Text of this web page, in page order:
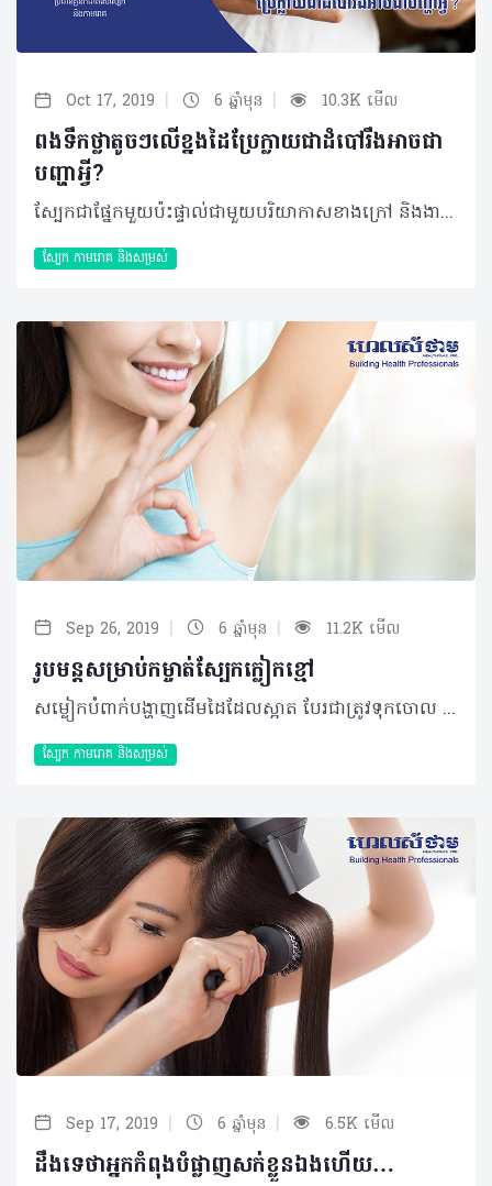
Oct 17, 2019 | 6 ឆ្នាំមុន | 10.3K មើល
ពងទឹកថ្លាតូចៗលើខ្នងដៃប្រែក្លាយជាដំបៅរឹងអាចជា
បញ្ហាអ្វី?
ស្បែកជាផ្នែកមួយប៉ះផ្ទាល់ជាមួយបរិយាកាសខាងក្រៅ និងងាយទទួលរងប្រតិកម្មជាងផ្នែកផ្សេងទៀតនៃរាងកាយ។ អាការៈមួយចំនួនអាចមានភាពសាមញ្ញនិងអាចបាត់ទៅវិញដោយឯកឯង ប៉ុន្តែនៅពេលរោគសញ្ញាកាន់តែមានភាពប្រែប្រួល នោះដល់ពេលដែលអ្នកត្រូវស្វែងរកការប្រឹក្សាដើម្បីប្រាកដថាវាបណ្ដាលមកពីមូលហេតុជាក់លាក់ណាមួយ។ សំណួរ៖ នាងខ្ញុំ អាយុ ២៣ឆ្នាំ កម្ពស់ ១ម៉ែត្រ៥៥ មុខរបរជានិស្សិត។ ខ្ញុំមានបញ្ហារោគសើស្បែកនៅលើខ្នងដៃ ដោយដំបូងមានរោគសញ្ញាចេញជាពងទឹកតូចៗ ថ្លា ពណ៌ស ហើយពេលខ្លះរមាស់ ដល់ពេលក្លាយជាដំបៅ វាមានលក្ខណៈរឹង លាបថ្នាំអ្វីក៏មិនបាត់ដែរ ហើយថែមទាំងរាលទៅកន្លែងផ្សេងទៀត។ តើអាការៈនេះបង្កឲ្យមានបញ្ហាអ្វីធ្ងន់ធ្ងរដែរទេ? ហើយអាចព្យាបាលឲ្យជាសះស្បើយបានដែរឬទេ? ចម្លើយ៖ តាមរោគសញ្ញាដែលប្អូនបានរៀបរាប់នេះពុំអាចវិនិច្ឆ័យថាជាជំងឺណាមួយបាននោះទេ ព្រោះនៅមានសំណួរជាច្រើនទៀតដែលនឹងត្រូវសួរបន្ថែមរួមជាមួយការត្រួតពិនិត្យទីតាំងផ្សេងទៀតផងដែរ។ ករណីនេះ ប្រហែលប្អូនអាចមានប្រតិកម្មជាមួយនឹងពន្លឺថ្ងៃ ដែលវាអាចពាក់ព័ន្ធនឹងជំងឺឬបញ្ហាធំៗមួយចំនួន ដូចជា៖ • ជំងឺ Lupus ប្រភេទនៃជំងឺរ៉ាំរ៉ៃមួយ • ការប្រើប្រាស់ផលិតផលមួយចំនួនដែលអាចឲ្យស្បែកចាប់ពន្លឺថ្ងៃ ហើយវាបានបំប្លែងរូបភាពឲ្យទៅជាការស្រូបពន្លឺថ្ងៃបណ្តាលឲ្យស្បែកលេចចេញនូវពងបែក របក រមាស់។ • អាចបណ្តាលមកពីមេរោគ ដូចជាបាក់តេរី ឬក៏ផ្សិត។ ទោះវាបណ្តាលមកពីអ្វីក៏ដោយ ក៏អាចព្យាបាលបានដែរ ប៉ុន្តែចំពោះការព្យាបាលនឹងទទួលបានលទ្ធផលខុសៗគ្នា។ ប្រសិនវាបណ្តាលមកពីការប្រើផលិតផលណាមួយ ហើយបន្ថែមជាមួយការធ្វើរោគវិនិច្ឆ័យច្បាស់លាស់ នោះអ្នកជំងឺនឹងអាចជាសះស្បើយ១០០%។ តែបើករណីនេះកើតឡើងដោយសារជំងឺ Lupus ពីក្នុងខ្លួនប្អូនដែលជាជំងឺរ៉ាំរ៉ៃប្រចាំកាយ ទោះបីព្យាបាលជាហើយ ក៏អាចកើតមានឡើងវិញដែរ។ បកស្រាយដោយ៖ វេជ្ជបណ្ឌិត ប៉ុក សាវឿន ឯកទេសជំងឺសើស្បែក និងកាមរោគ ប្រធានគ្លីនិកជាតិសើស្បែកនិងកាមរោគ អត្ថបទ៖ ដកស្រង់ចេញពីទស្សនាវដ្ដី ហេលស៍ថាម ប្រូ លេខ ៨៤ 2019 រក្សាសិទ្ធិគ្រប់យ៉ាង​ដោយ Healthtime Corporation ចំពោះគ្រប់អត្ថបទដោយគ្មានផ្នែកណាមួយត្រូវបោះពុម្ពផ្សាយចូលប្រព័ន្ធអុីនធឺណែតឧបករណ៍អេឡិចត្រូនិកអាត់ជាសំឡេងឬថតចំលងគ្រប់រូបភាពដោយគ្មានការអនុញ្ញាតឡើយ
ស្បែក កាមរោគ​ និងសម្រស់
Sep 26, 2019 | 6 ឆ្នាំមុន | 11.2K មើល
រូបមន្តសម្រាប់កម្ចាត់ស្បែកក្លៀកខ្មៅ
សម្លៀកបំពាក់បង្ហាញដើមដៃដែលស្អាត បែរជាត្រូវទុកចោល និងមិនហ៊ានពាក់ព្រោះស្បែកក្លៀកមិនស្អាតដូចគេសោះ។ អ្នកណាខ្លះជួបរឿងបែបនេះ? ភាគច្រើនបុគ្គលសឹងតែទាំងអស់កំពុងប្រឈមនឹងភាពរំខាននេះហើយវាកាន់តែជាបញ្ហាដ៏គួរឲ្យធុញទ្រាន់បំផុតសម្រាប់សុភាពនារីទាំងអស់។ បើទោះបីស្បែកក្លៀក ជាទីតាំងពុំសូវប្រឈមនឹងអាកាសធាតុ ឬកម្ដៅថ្ងៃខាងក្រៅក៏ដោយ តែលក្ខណៈធម្មជាតិ និងកត្តាបង្កមួយចំនួនអាចធ្វើឲ្យស្បែកនៅតំបន់នោះប្រែទៅជាខ្មៅ ឬមានស្នាមជាំដែលជារឿងគួរឲ្យរំខានជាខ្លាំង។ ជាក់ស្ដែង ស្នាមខ្មៅនៅតំបន់ក្លៀកនោះមិនមែនជាជំងឺនោះទេ តែវាបានបង្អាក់នូវទំនុកចិត្ត និងតម្លៃរបស់អ្នកក្នុងផ្នែកណាមួយ។ បើវាមិនមែនជាជំងឺ តើអ្វីដែលបង្កភាពខ្មៅនោះ? ហើយតើអាចដោះស្រាយបានឬទេ? តោះមកស្វែងយល់ជាមួយគ្នា! មូលហេតុធ្វើឲ្យស្បែកក្លៀកខ្មៅ មានមូលហេតុជាច្រើនដែលបង្កឲ្យស្បែកក្លៀកអ្នកខ្មៅរួមមាន៖ • ការប្រើប្រាស់សារធាតុគីមី • ការកោររោម និងការរលាកផ្សេងៗ • ការកកើតកោសិកាស្បែកងាប់ច្រើន • ការកកិតជាមួយសម្លៀកបំពាក់តឹង • ជំងឺមហារីកស្បែក • ការកើនឡើងនៃសារធាតុមេឡានីន • ជំងឺទឹកនោមផ្អែម ភាពធាត់ ឬកម្រិតអ័រម៉ូនមិនធម្មតា • ការឆ្លងមេរោគបាក់តេរី និងជំងឺផ្សេងៗ។ល។ ជាក់ស្ដែង ទម្លាប់មួយចំនួន និងហេតុផលដូចបានរៀបរាប់ខាងលើសុទ្ធតែជាកត្តាបង្កធ្វើឲ្យស្បែកក្លៀកខ្មៅ និងមិនរលោងស្អាតហេតុនេះអ្នកគួរផ្លាស់ប្ដូរនូវទម្លាប់ប្រចាំថ្ងៃមួយចំនួនដែលអាចធ្វើបានរួមមាន៖ ១. ផ្លាស់ប្តូរផលិតផលបំបាត់ក្លិន (Deodorant/Antiperspirant)៖ សារធាតុគីមីដែលមាននៅក្នុងផលិតផលប្រភេទនេះអាចធ្វើឲ្យស្បែកមានការរលាកនិងអាល្លែកហ្ស៊ី ដូចនេះអ្នកគួរប្រើប្រាស់ជម្រើសធម្មជាតិវិញដូចជា ម្សៅសូដា (Baking soda) ឬទឹកខ្មេះផ្លែប៉ោម (Apple cider vinegar) ជាដើម ២. បញ្ឈប់ការកោររោម៖ អ្នកអាចជ្រើសរើសយកការដករោម (Waxing) ឬឡាស៊ែរ (Laser removal) ជំនួសវិញ ព្រោះការកោររោមធ្វើឲ្យស្បែកមានការរលាកនិងមានសំណឹកដែលធ្វើឲ្យស្បែកខ្មៅ ៣. កាត់បន្ថយការខាត់ស្បែក៖ ការប្រើប្រាស់ផលិតផលខាត់ស្បែកច្រើនដងពេកក្នុងមួយសប្តាហ៍ដើម្បីកម្ចាត់កោសិកាស្បែកងាប់លើខ្លួន អាចធ្វើឲ្យស្បែកខ្មៅទៅវិញ ជាពិសេសស្បែកក្លៀក ៤. ស្លៀកសម្លៀកបំពាក់រលុង៖ ការស្លៀកសម្លៀកបំពាក់ដែលរឹបតឹងខ្លាំងពេកអាចធ្វើឲ្យមានការកកិតដល់ស្បែក។ រូបមន្តធម្មជាតិសម្រាប់ស្បែកក្លៀកស្អាត កុំឲ្យភាពខ្មៅនៃស្បែកក្លៀកកាន់តែបង្កការរំខាន អ្នកក៏អាចបន្ថែមការអនុវត្តជាមួយរូបមន្តធម្មជាតិខ្លះៗ ដើម្បីបង្កើនល្បឿននូវការប្រែជាសស្អាតឲ្យបានកាន់តែឆាប់ ដោយអ្នកអាចជ្រើសរើសវិធីសាស្រ្តណាមួយដូចខាងក្រោម៖ • ដំឡូង៖ អ្នកអាចកិនដំឡូងហើយច្របាច់យកទឹកចេញ រួចយកល្បាយដែលស្ងួតនោះទៅបិតលើក្លៀករបស់អ្នករយៈពេល ១០នាទី សឹមលាងចេញជាមួយទឹកត្រជាក់ • ត្រសក់៖ ចិតផ្លែត្រសក់ជាចំណិតក្រាស់ៗ ហើយយកវាមកដុសនៅទីតាំងដែលខ្មៅ ១០នាទី រួចលាងទឹកចេញជាការស្រេច • ក្រូចឆ្មារ៖ កាត់ចំណិតក្រូចឆ្មារក្រាស់ៗ រួចដុសទៅលើស្បែកក្លៀក។ បន្ទាប់ពីរយៈពេល ១០នាទី អ្នកអាចលាងទឹកត្រជាក់ចេញ រួចជូតស្បែកក្លៀកឲ្យស្ងួតហើយប្រសិនជាអាចអ្នកគួរប្រើផលិតផលផ្ដល់សំណើមតាមក្រោយ • ប្រេងដូង៖ អ្នកគ្រាន់តែធ្វើការម៉ាស្សាស្បែកក្លៀកជាមួយប្រេងដូង ២ ទៅ៣ដំណក់ឲ្យបាន ១៥នាទី បន្ទាប់មកអ្នកត្រូវលាងសម្អាតជាមួយសាប៊ូដែលមានជាតិកាត់តិចដោយប្រើទឹកក្ដៅឧណ្ហៗ។ ការផ្លាស់ប្តូរទម្លាប់ដែលខុស និងព្យាយាមអនុវត្តវិធីសាស្រ្តណាមួយខាងលើឲ្យបានញឹកញាប់ អាចជាទុនមួយសម្រាប់កែប្រែស្ថានភាពស្បែកក្លៀករបស់អ្នកឲ្យត្រលប់មកវិញ ដែលមិនត្រឹមតែជាផ្នែកមួយនៃសម្រស់នោះទេ ថែមទាំងអាចផ្ដល់ទំនុកចិត្តដល់អ្នកបានទៀតផង។ អត្ថបទ៖ ដកស្រង់ចេញពីទស្សនាវដ្ដី ហេលស៍ថាម ប្រូ លេខ ៨១ 2019 រក្សាសិទ្ធិគ្រប់យ៉ាង​ដោយ Healthtime Corporation ចំពោះគ្រប់អត្ថបទដោយគ្មានផ្នែកណាមួយត្រូវបោះពុម្ពផ្សាយចូលប្រព័ន្ធអុីនធឺណែតឧបករណ៍អេឡិចត្រូនិកអាត់ជាសំឡេងឬថតចំលងគ្រប់រូបភាពដោយគ្មានការអនុញ្ញាតឡើយ
ស្បែក កាមរោគ​ និងសម្រស់
Sep 17, 2019 | 6 ឆ្នាំមុន | 6.5K មើល
ដឹងទេថាអ្នកកំពុងបំផ្លាញសក់ខ្លួនឯងហើយ…